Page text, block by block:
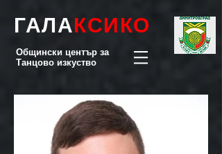
ГАЛАКСИКО
Общински център за
Танцово изкуство